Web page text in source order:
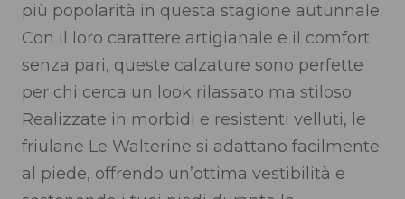
più popolarità in questa stagione autunnale.
Con il loro carattere artigianale e il comfort
senza pari, queste calzature sono perfette
per chi cerca un look rilassato ma stiloso.
Realizzate in morbidi e resistenti velluti, le
friulane Le Walterine si adattano facilmente
al piede, offrendo un’ottima vestibilità e